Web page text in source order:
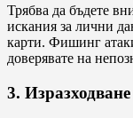
Трябва да бъдете
искания за лични
карти. Фишинг
доверявате на
3.